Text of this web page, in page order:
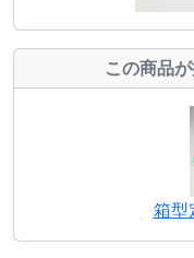
この商品
箱